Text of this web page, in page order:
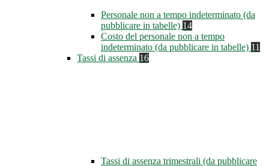
Personale non a tempo indeterminato (da
pubblicare in tabelle) 14
Costo del personale non a tempo
indeterminato (da pubblicare in tabelle) 11
Tassi di assenza 16
Tassi di assenza trimestrali (da pubblicare